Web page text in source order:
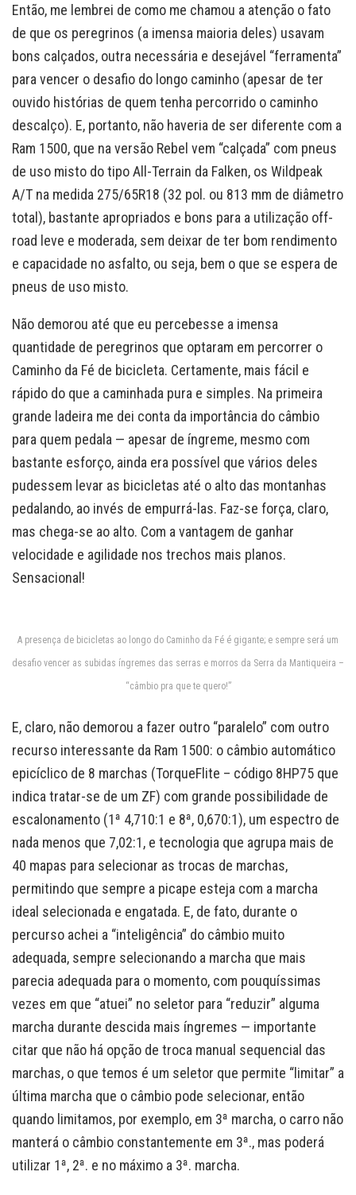
Então, me lembrei de como me chamou a atenção o fato
de que os peregrinos (a imensa maioria deles) usavam
bons calçados, outra necessária e desejável “ferramenta”
para vencer o desafio do longo caminho (apesar de ter
ouvido histórias de quem tenha percorrido o caminho
descalço). E, portanto, não haveria de ser diferente com a
Ram 1500, que na versão Rebel vem “calçada” com pneus
de uso misto do tipo All-Terrain da Falken, os Wildpeak
A/T na medida 275/65R18 (32 pol. ou 813 mm de diâmetro
total), bastante apropriados e bons para a utilização off-
road leve e moderada, sem deixar de ter bom rendimento
e capacidade no asfalto, ou seja, bem o que se espera de
pneus de uso misto.
Não demorou até que eu percebesse a imensa
quantidade de peregrinos que optaram em percorrer o
Caminho da Fé de bicicleta. Certamente, mais fácil e
rápido do que a caminhada pura e simples. Na primeira
grande ladeira me dei conta da importância do câmbio
para quem pedala — apesar de íngreme, mesmo com
bastante esforço, ainda era possível que vários deles
pudessem levar as bicicletas até o alto das montanhas
pedalando, ao invés de empurrá-las. Faz-se força, claro,
mas chega-se ao alto. Com a vantagem de ganhar
velocidade e agilidade nos trechos mais planos.
Sensacional!
A presença de bicicletas ao longo do Caminho da Fé é gigante; e sempre será um
desafio vencer as subidas íngremes das serras e morros da Serra da Mantiqueira –
“câmbio pra que te quero!”
E, claro, não demorou a fazer outro “paralelo” com outro
recurso interessante da Ram 1500: o câmbio automático
epicíclico de 8 marchas (TorqueFlite – código 8HP75 que
indica tratar-se de um ZF) com grande possibilidade de
escalonamento (1ª 4,710:1 e 8ª, 0,670:1), um espectro de
nada menos que 7,02:1, e tecnologia que agrupa mais de
40 mapas para selecionar as trocas de marchas,
permitindo que sempre a picape esteja com a marcha
ideal selecionada e engatada. E, de fato, durante o
percurso achei a “inteligência” do câmbio muito
adequada, sempre selecionando a marcha que mais
parecia adequada para o momento, com pouquíssimas
vezes em que “atuei” no seletor para “reduzir” alguma
marcha durante descida mais íngremes — importante
citar que não há opção de troca manual sequencial das
marchas, o que temos é um seletor que permite “limitar” a
última marcha que o câmbio pode selecionar, então
quando limitamos, por exemplo, em 3ª marcha, o carro não
manterá o câmbio constantemente em 3ª., mas poderá
utilizar 1ª, 2ª. e no máximo a 3ª. marcha.